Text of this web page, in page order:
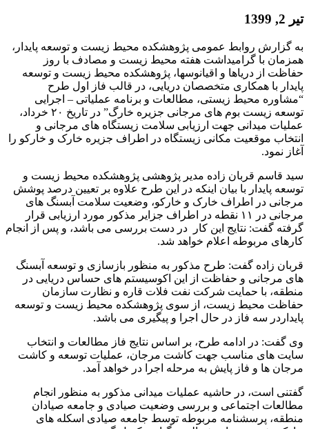
تیر 2, 1399
به گزارش روابط عمومی پژوهشکده محیط زیست و توسعه پایدار،
همزمان با گرامیداشت هفته محیط زیست و مصادف با روز
حفاظت از دریاها و اقیانوسها، پژوهشکده محیط زیست و توسعه
پایدار با همکاری متخصصان دریایی، در قالب فاز اول طرح
“مشاوره محیط زیستی، مطالعات و برنامه عملیاتی – اجرایی
توسعه زیست بوم های مرجانی جزیره خارگ” در تاریخ ۲۰ خرداد،
عملیات میدانی جهت ارزیابی سلامت زیستگاه های مرجانی و
انتخاب موقعیت مکانی زیستگاه در اطراف جزیره خارک و خارکو را
آغاز نمود.
سید قاسم قربان زاده مدیر پژوهشی پژوهشکده محیط زیست و
توسعه پایدار با بیان اینکه در این طرح علاوه بر تعیین درصد پوشش
مرجانی در اطراف خارک و خارکو، وضعیت سلامت آبسنگ های
مرجانی در ۱۱ نقطه در اطراف جزایر مذکور مورد ارزیابی قرار
گرفته گفت: نتایج این کار در دست بررسی می باشد، و پس از انجام
کارهای مربوطه اعلام خواهد شد.
قربان زاده گفت: طرح مذکور به منظور بازسازی و توسعه آبسنگ
های مرجانی و حفاظت از این اکوسیستم های حساس دریایی در
منطقه، با حمایت شرکت نفت فلات قاره و نظارت سازمان
حفاظت محیط زیست، از سوی پژوهشکده محیط زیست و توسعه
پایداردر سه فاز در حال اجرا و پیگیری می باشد.
وی گفت: در ادامه طرح، بر اساس نتایج فاز مطالعات و انتخاب
سایت های مناسب جهت کاشت مرجان، عملیات توسعه و کاشت
مرجان ها و فاز پایش به مرحله اجرا در خواهد آمد.
گفتنی است، در حاشیه عملیات میدانی مذکور به منظور انجام
مطالعات اجتماعی و بررسی وضعیت صیادی و جامعه صیادان
منطقه، پرسشنامه مربوطه توسط جامعه صیادی اسکله های